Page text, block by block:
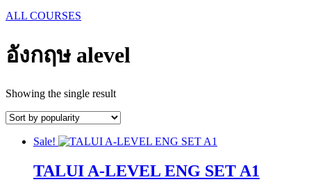
ALL COURSES
อังกฤษ alevel
Showing the single result
Sale!
TALUI A-LEVEL ENG SET A1